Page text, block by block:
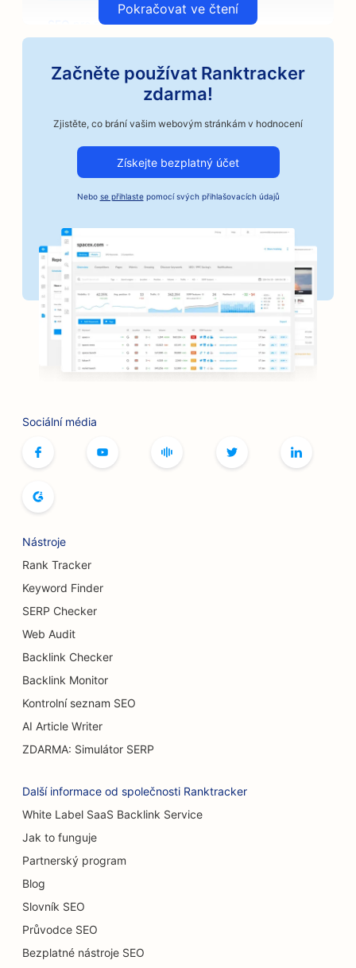
SEO pro prodejny autodílů
SEO pro autoservisy
SEO pro řemeslné pražírny kávy
SEO pro služby kaucí
SEO pro kadeřnictví
SEO pro banky
SEO pro knihkupectví
SEO pro grilovací klouby
SEO pro kavárny s deskovými hrami
SEO pro pekárny chleba
SEO pro služby zvětšení prsou
SEO pro bufetové restaurace
SEO pro Burger Trucks
SEO pro cukrárny
SEO pro popáleninové chirurgy
SEO pro myčky aut
SEO pro kavárny
SEO pro prodejny koberců a podlahových krytin
SEO pro kočičí kavárny
SEO pro chiropraktiky
Pokračovat ve čtení
Začněte používat Ranktracker
zdarma!
Zjistěte, co brání vašim webovým stránkám v hodnocení
Získejte bezplatný účet
Nebo se přihlastepomocí svých přihlašovacích údajů
Sociální média
Nástroje
Rank Tracker
Keyword Finder
SERP Checker
Web Audit
Backlink Checker
Backlink Monitor
Kontrolní seznam SEO
AI Article Writer
ZDARMA: Simulátor SERP
Další informace od společnosti Ranktracker
White Label SaaS Backlink Service
Jak to funguje
Partnerský program
Blog
Slovník SEO
Průvodce SEO
Bezplatné nástroje SEO